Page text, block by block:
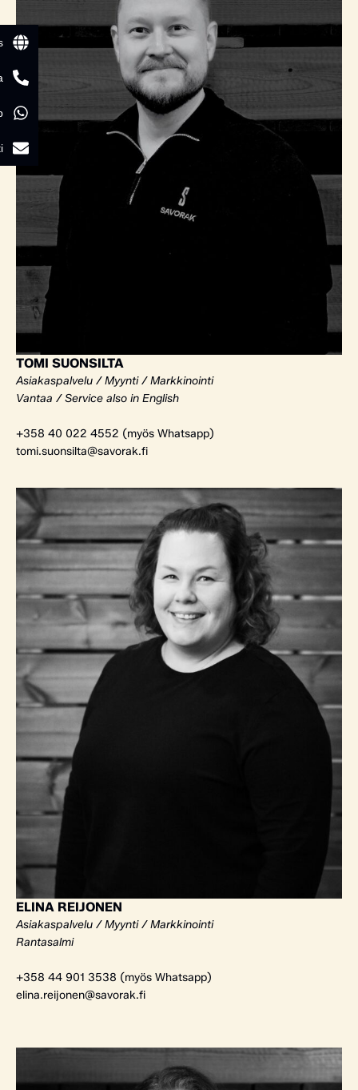
TOMI SUONSILTA
Asiakaspalvelu / Myynti / Markkinointi
Vantaa / Service also in English
+358 40 022 4552 (myös Whatsapp)
tomi.suonsilta@savorak.fi
ELINA REIJONEN
Asiakaspalvelu / Myynti / Markkinointi
Rantasalmi
+358 44 901 3538 (myös Whatsapp)
elina.reijonen@savorak.fi